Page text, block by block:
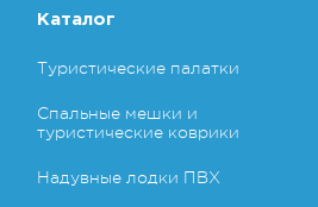
Каталог
Туристические палатки
Спальные мешки и
туристические коврики
Надувные лодки ПВХ